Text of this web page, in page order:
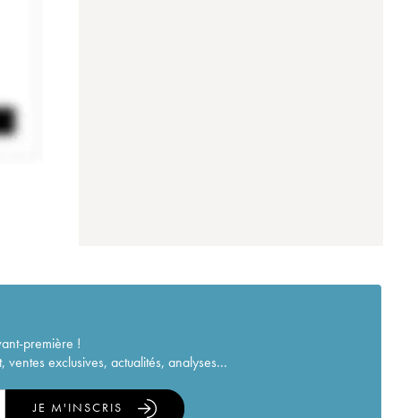
première !
exclusives, actualités, analyses...
JE M'INSCRIS